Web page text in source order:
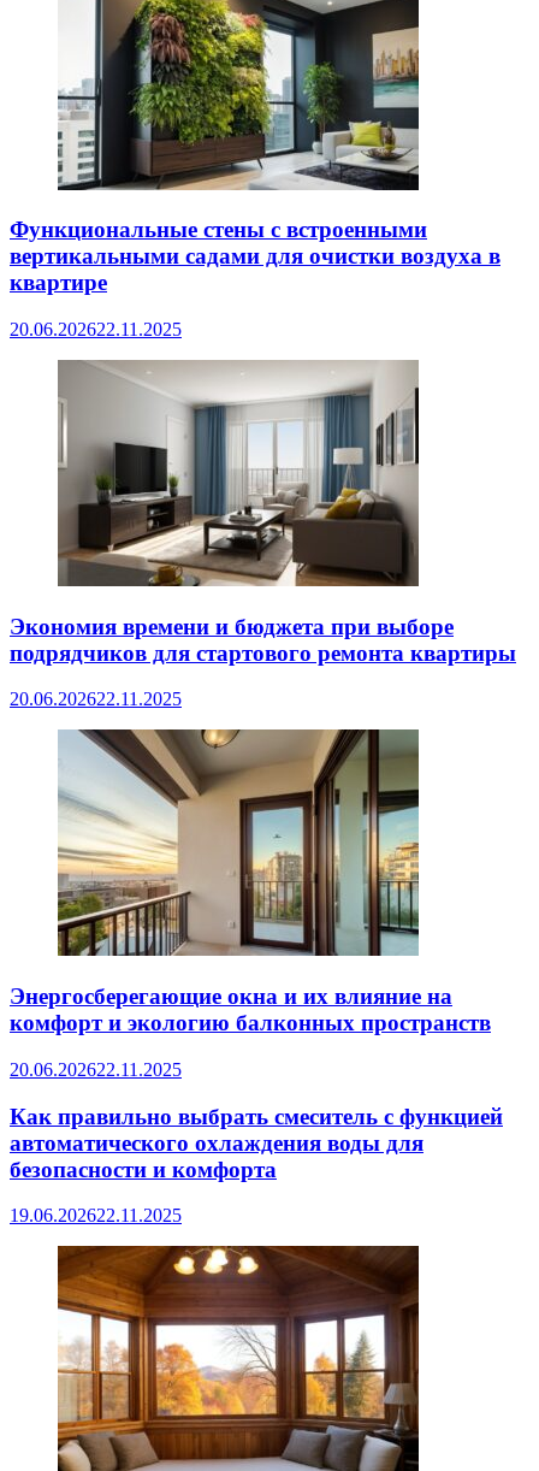
Функциональные стены с встроенными
вертикальными садами для очистки воздуха в
квартире
20.06.202622.11.2025
Экономия времени и бюджета при выборе
подрядчиков для стартового ремонта квартиры
20.06.202622.11.2025
Энергосберегающие окна и их влияние на
комфорт и экологию балконных пространств
20.06.202622.11.2025
Как правильно выбрать смеситель с функцией
автоматического охлаждения воды для
безопасности и комфорта
19.06.202622.11.2025